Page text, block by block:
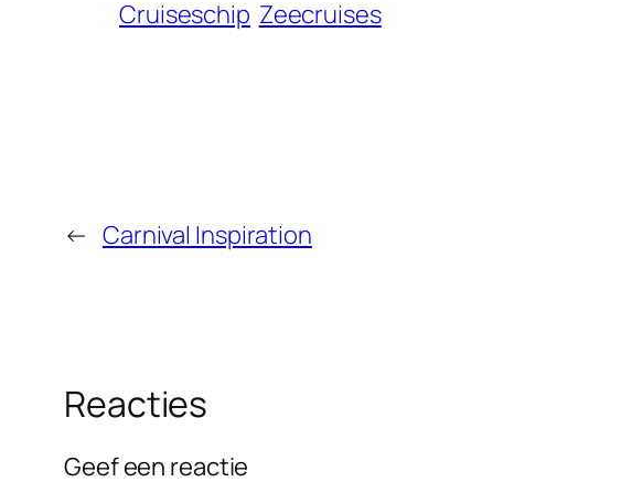
Cruiseschip Zeecruises
← Carnival Inspiration
Reacties
Geef een reactie